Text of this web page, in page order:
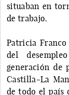
situaban en
de trabajo.
Patricia Franco
del
generación de
Castilla-La
de todo el país